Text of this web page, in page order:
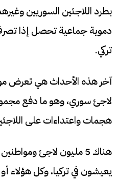
بطرد اللاجئين السوريين
دموية جماعية تحصل إذا
تركي.
آخر هذه الأحداث هي تعرض
لاجئ سوري، وهو ما دفع
هجمات واعتداءات على
هناك 5 مليون لاجئ
يعيشون في تركيا، وكل هؤلاء